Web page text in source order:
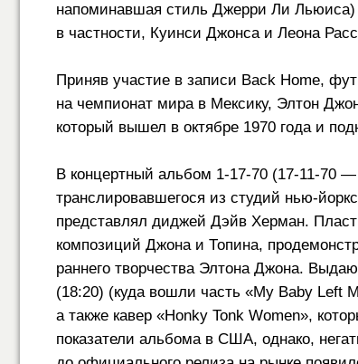
напоминавшая стиль Джерри Ли Льюиса)
в частности, Куинси Джонса и Леона
Приняв участие в записи Back Home,
на чемпионат мира в Мексику, Элтон
который вышел в октябре 1970 года и
В концертный альбом 1-17-70 (17-11-70 —
транслировавшегося из студий нью-
представлял диджей Дэйв Херман.
композиций Джона и Топина,
раннего творчества Элтона Джона.
(18:20) (куда вошли часть «My Baby Left
а также кавер «Honky Tonk Women»,
показатели альбома в США, однако,